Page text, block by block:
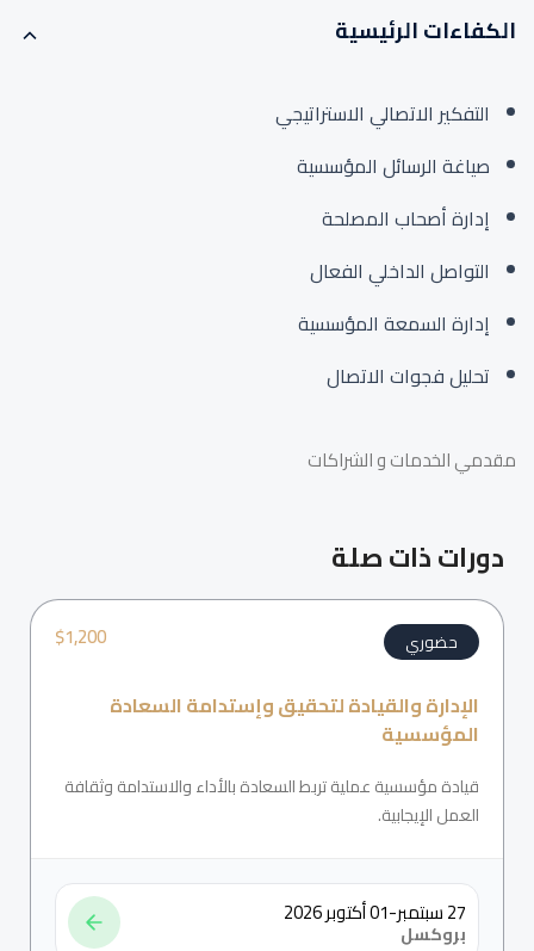
الكفاءات الرئيسية
التفكير الاتصالي الاستراتيجي
صياغة الرسائل المؤسسية
إدارة أصحاب المصلحة
التواصل الداخلي الفعال
إدارة السمعة المؤسسية
تحليل فجوات الاتصال
مقدمي الخدمات و الشراكات
دورات ذات صلة
$1,200 حضوري
الإدارة والقيادة لتحقيق وإستدامة السعادة
المؤسسية
قيادة مؤسسية عملية تربط السعادة بالأداء والاستدامة وثقافة
العمل الإيجابية.
27 سبتمبر-01 أكتوبر 2026
بروكسل